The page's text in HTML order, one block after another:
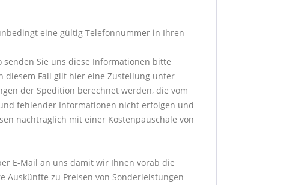
eine gültig Telefonnummer in Ihren
Sie uns diese Informationen bitte
diesem Fall gilt hier eine Zustellung unter
der Spedition berechnet werden, die vom
fehlender Informationen nicht erfolgen und
nachträglich mit einer Kostenpauschale von
E-Mail an uns damit wir Ihnen vorab die
zu Preisen von Sonderleistungen